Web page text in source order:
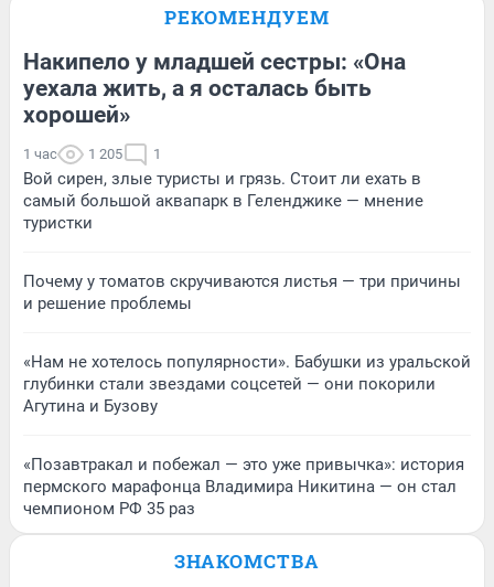
РЕКОМЕНДУЕМ
Накипело у младшей сестры: «Она
уехала жить, а я осталась быть
хорошей»
1 час 1 205 1
Вой сирен, злые туристы и грязь. Стоит ли ехать в
самый большой аквапарк в Геленджике — мнение
туристки
Почему у томатов скручиваются листья — три причины
и решение проблемы
«Нам не хотелось популярности». Бабушки из уральской
глубинки стали звездами соцсетей — они покорили
Агутина и Бузову
«Позавтракал и побежал — это уже привычка»: история
пермского марафонца Владимира Никитина — он стал
чемпионом РФ 35 раз
ЗНАКОМСТВА